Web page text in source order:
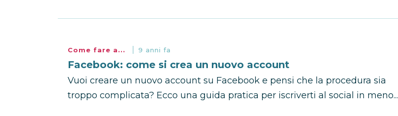
Come fare a... 9 anni fa
Facebook: come si crea un nuovo account
Vuoi creare un nuovo account su Facebook e pensi che la procedura sia
troppo complicata? Ecco una guida pratica per iscriverti al social in meno...